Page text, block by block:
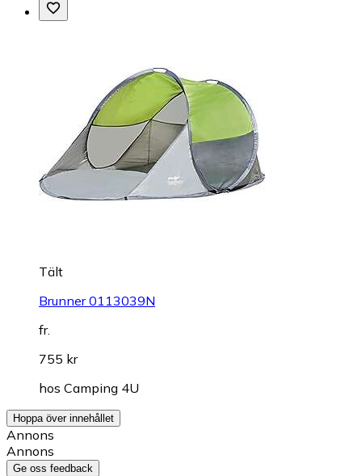
Tält
Brunner 0113039N
fr.
755 kr
hos Camping 4U
Hoppa över innehållet
Annons
Annons
Ge oss feedback